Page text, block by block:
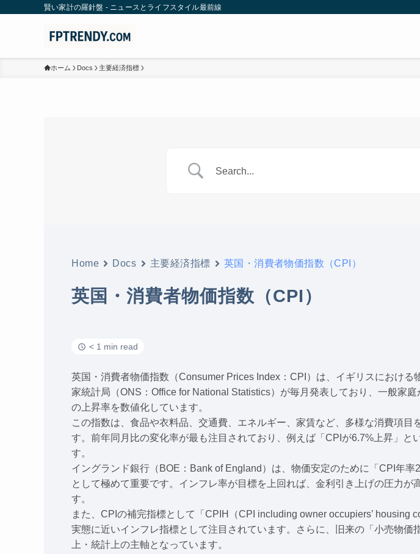
賢い家計の羅針盤 - ニュースとライフスタイル最前線
ホーム Docs 主要経済指標
Home Docs 主要経済指標 英国・消費者物価指数（CPI）
英国・消費者物価指数（CPI）
< 1 min read
英国・消費者物価指数（Consumer Prices Index：CPI）は、イギリスにおけ
家統計局（ONS：Office for National Statistics）が毎月発表しており、一般家
の上昇率を数値化しています。
この指数は、食品や衣料品、交通費、エネルギー、家賃など、多様な消費項
す。前年同月比の変化率が最も注目されており、例えば「CPIが6.7%上昇」
す。
イングランド銀行（BOE：Bank of England）は、物価安定のために「CPI年
として極めて重要です。インフレ率が目標を上回れば、金利引き上げの圧力
す。
また、CPIの補完指標として「CPIH（CPI including owner occupiers’
実態に近いインフレ指標として注目されています。さらに、旧来の「小売物
上・統計上の主軸となっています。